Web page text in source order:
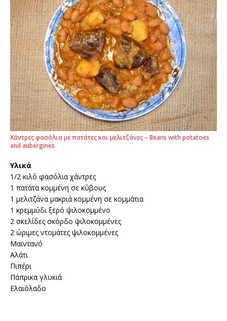
Χάντρες φασόλια με πατάτες και μελιτζάνες – Beans with potatoes
and aubergines
Υλικά
1/2 κιλό φασόλια χάντρες
1 πατάτα κομμένη σε κύβους
1 μελιτζάνα μακριά κομμένη σε κομμάτια
1 κρεμμύδι ξερό ψιλοκομμένο
2 σκελίδες σκόρδο ψιλοκομμένες
2 ώριμες ντομάτες ψιλοκομμένες
Μαϊντανό
Αλάτι
Πιπέρι
Πάπρικα γλυκιά
Ελαιόλαδο